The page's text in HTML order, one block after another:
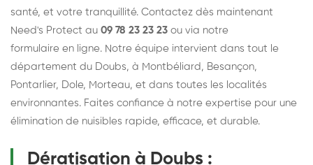
santé, et votre tranquillité. Contactez dès maintenant
Need's Protect au 09 78 23 23 23 ou via notre
formulaire en ligne. Notre équipe intervient dans tout le
département du Doubs, à Montbéliard, Besançon,
Pontarlier, Dole, Morteau, et dans toutes les localités
environnantes. Faites confiance à notre expertise pour une
élimination de nuisibles rapide, efficace, et durable.
Dératisation à Doubs :